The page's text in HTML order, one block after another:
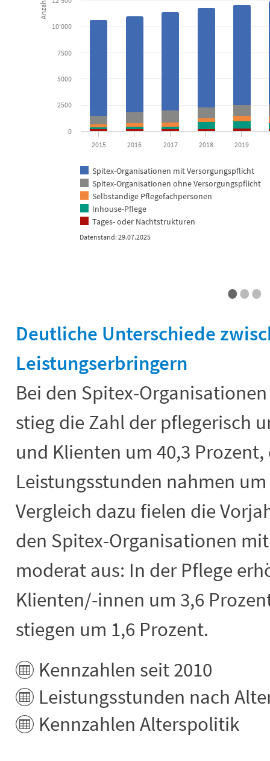
Datenstand: 29.07.2025
Spitex-Organisationen mit Versorgungspflicht
Spitex-Organisationen ohne Versorgungspflicht
Selbständige Pflegefachpersonen
Inhouse-Pflege
Tages- oder Nachtstrukturen
2015 2016 2017 2018 2019
0
2500
5000
7500
10'000
•••
Deutliche Unterschiede
Leistungserbringern
Bei den Spitex-
stieg die Zahl der pflegerisch
und Klienten um 40,3
Leistungsstunden nahmen
Vergleich dazu fielen die
den Spitex-Organisationen
moderat aus: In der Pflege
Klienten/-innen um 3,6
stiegen um 1,6 Prozent.
Kennzahlen seit 2010
Leistungsstunden nach
Kennzahlen Alterspolitik